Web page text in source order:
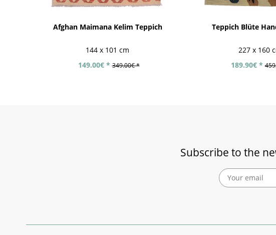
Afghan Maimana Kelim Teppich
144 x 101 cm
149.00€ * 349.00€ *
Teppich Blüte
227 x 160
189.90€ *
Subscribe to the